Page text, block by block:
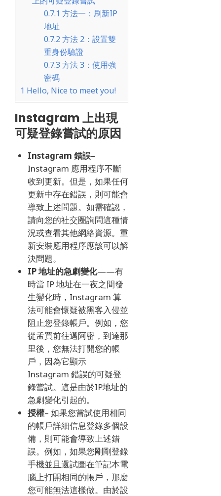
0.7.1 方法一：刷新IP
地址
0.7.2方法 2：設置雙
重身份驗證
0.7.3 方法 3：使用強
密碼
1 Hello, Nice to meet you!
Instagram 上出現
可疑登錄嘗試的原因
Instagram 錯誤–
Instagram 應用程序不斷
收到更新。 但是，如果任何
更新中存在錯誤，則可能會
導致上述問題。 如需確認，
請向您的社交圈詢問這種情
況或查看其他網絡資源。 重
新安裝應用程序應該可以解
決問題。
IP 地址的急劇變化——有
時當 IP 地址在一夜之間發
生變化時，Instagram 算
法可能會懷疑被黑客入侵並
阻止您登錄帳戶。 例如，您
從孟買前往邁阿密，到達那
里後，您無法打開您的帳
戶，因為它顯示
Instagram 錯誤的可疑登
錄嘗試。 這是由於IP地址的
急劇變化引起的。
授權– 如果您嘗試使用相同
的帳戶詳細信息登錄多個設
備，則可能會導致上述錯
誤。 例如，如果您剛剛登錄
手機並且還試圖在筆記本電
腦上打開相同的帳戶，那麼
您可能無法這樣做。 由於設